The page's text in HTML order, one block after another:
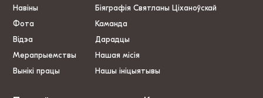
Навіны
Фота
Відэа
Мерапрыемствы
Вынікі працы
Біяграфія Святланы Ціханоўскай
Каманда
Дарадцы
Нашая місія
Нашы ініцыятывы